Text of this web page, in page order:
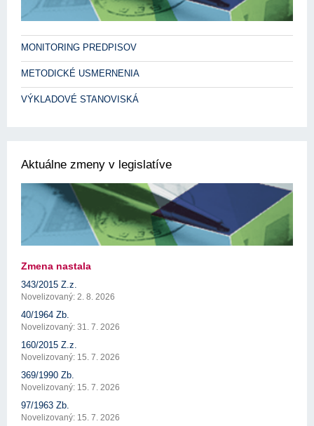
MONITORING PREDPISOV
METODICKÉ USMERNENIA
VÝKLADOVÉ STANOVISKÁ
Aktuálne zmeny v legislatíve
Zmena nastala
343/2015 Z.z.
Novelizovaný: 2. 8. 2026
40/1964 Zb.
Novelizovaný: 31. 7. 2026
160/2015 Z.z.
Novelizovaný: 15. 7. 2026
369/1990 Zb.
Novelizovaný: 15. 7. 2026
97/1963 Zb.
Novelizovaný: 15. 7. 2026